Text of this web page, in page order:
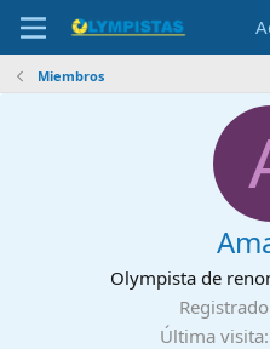
Miembros
Olympista de
Registrado
Última visita